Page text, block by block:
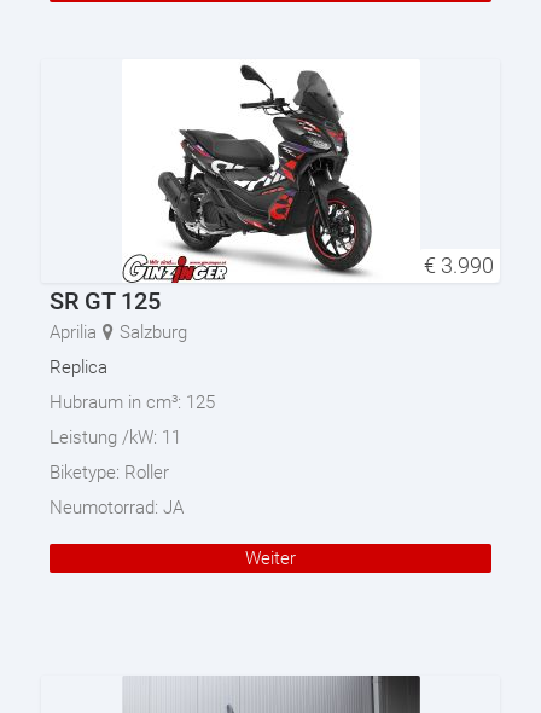
€ 3.990
SR GT 125
Aprilia
Salzburg
Replica
Hubraum in cm³: 125
Leistung /kW: 11
Biketype: Roller
Neumotorrad: JA
Weiter